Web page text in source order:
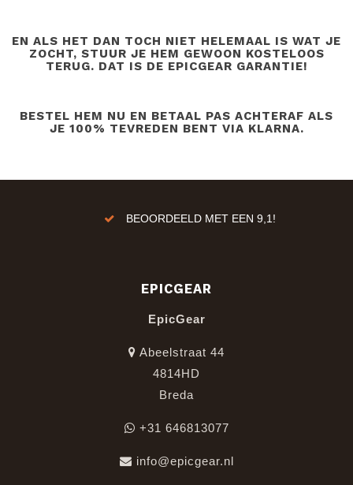
EN ALS HET DAN TOCH NIET HELEMAAL IS WAT JE
ZOCHT, STUUR JE HEM GEWOON KOSTELOOS
TERUG. DAT IS DE EPICGEAR GARANTIE!
BESTEL HEM NU EN BETAAL PAS ACHTERAF ALS
JE 100% TEVREDEN BENT VIA KLARNA.
BEOORDEELD MET EEN 9,1!
EPICGEAR
EpicGear
Abeelstraat 44
4814HD
Breda
+31 646813077
info@epicgear.nl